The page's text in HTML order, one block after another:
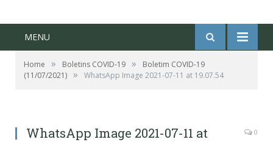
MENU
Home » Boletins COVID-19 »
Boletim COVID-19
(11/07/2021) » WhatsApp Image 2021-07-11 at 19.07.54
WhatsApp Image 2021-07-11 at
0